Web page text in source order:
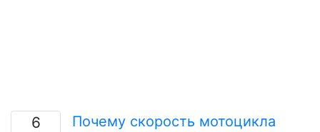
6
Почему скорость мотоцикла